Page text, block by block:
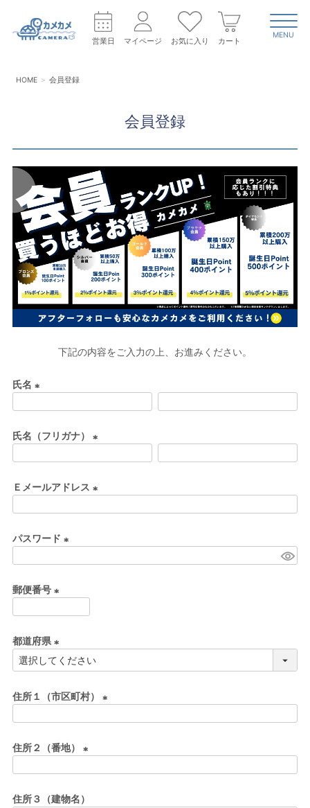
営業日 マイページ お気に入り カート
MENU
HOME 会員登録
会員登録
下記の内容をご入力の上、お進みください。
氏名
須
氏名（フリガナ）
須
Ｅメールアドレス
パスワード
郵便番号
須
)
都道府県
(
須
住所１（市区町村）
住所２（番地）
須
住所３（建物名）